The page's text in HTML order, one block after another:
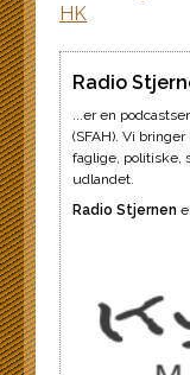
HK
Radio
...er en
(SFAH). Vi
faglige, politiske,
udlandet.
Radio Stjernen